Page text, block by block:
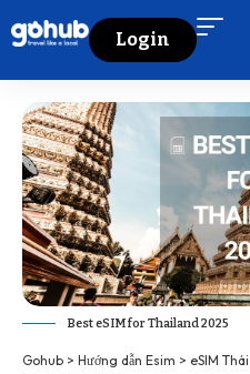
Login
Best eSIM for Thailand 2025
Gohub > Hướng dẫn Esim > eSIM